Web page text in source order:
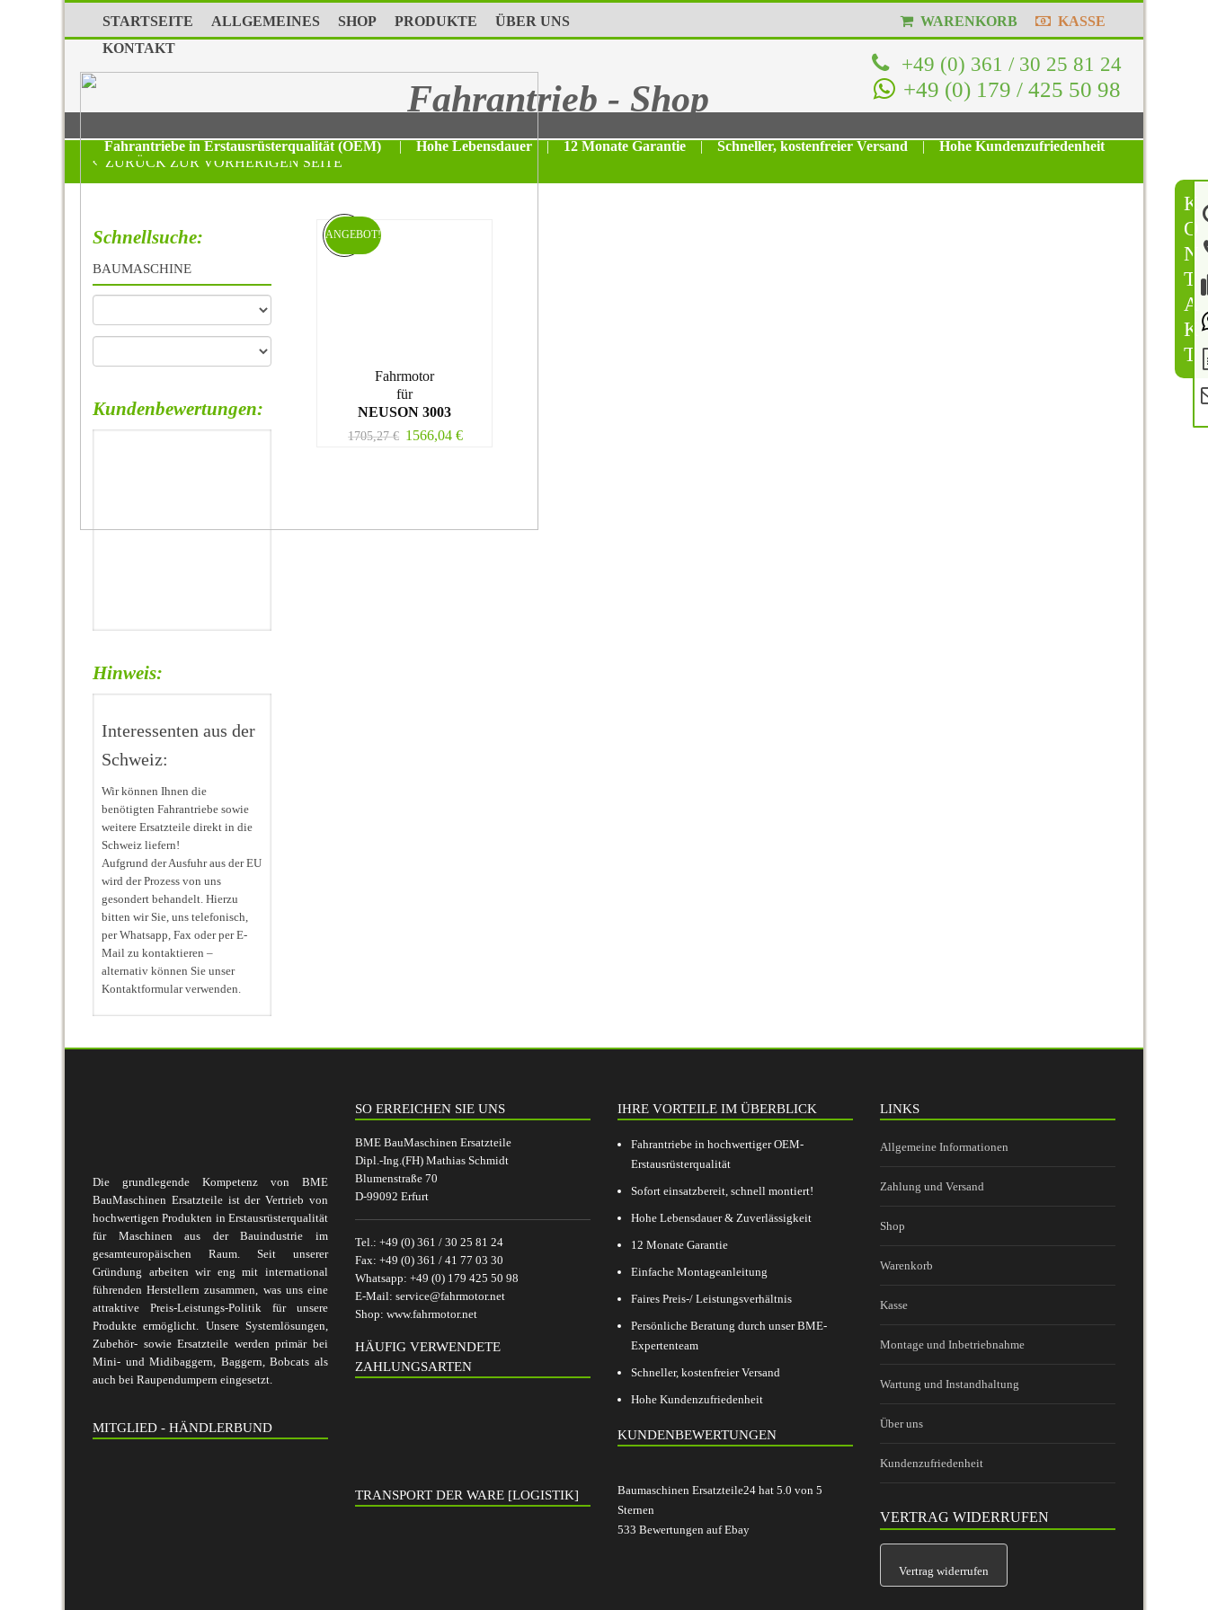
K
O
N
T
A
K
T
STARTSEITE ALLGEMEINES SHOP PRODUKTE
ÜBER UNS
KONTAKT
WARENKORB KASSE
+49 (0) 361 / 30 25 81 24
+49 (0) 179 / 425 50 98
Fahrantrieb - Shop
Fahrantriebe in Erstausrüsterqualität (OEM) | Hohe Lebensdauer | 12 Monate Garantie | Schneller, kostenfreier Versand |
Hohe Kundenzufriedenheit
ZURÜCK ZUR VORHERIGEN SEITE
Fahrmotor
für
NEUSON 3003
1705,27€ 1566,04€
ANGEBOT!
Schnellsuche:
BAUMASCHINE
Kundenbewertungen:
Hinweis:
Interessenten aus der
Schweiz:
Wir können Ihnen die
benötigten Fahrantriebe sowie
weitere Ersatzteile direkt in die
Schweiz liefern!
Aufgrund der Ausfuhr aus der EU
wird der Prozess von uns
gesondert behandelt. Hierzu
bitten wir Sie, uns telefonisch,
per Whatsapp, Fax oder per E-
Mail zu kontaktieren –
alternativ können Sie unser
Kontaktformular verwenden.
Die grundlegende Kompetenz von BME
BauMaschinen Ersatzteile ist der Vertrieb von
hochwertigen Produkten in Erstausrüsterqualität
für Maschinen aus der Bauindustrie im
gesamteuropäischen Raum. Seit unserer
Gründung arbeiten wir eng mit international
führenden Herstellern zusammen, was uns eine
attraktive Preis-Leistungs-Politik für unsere
Produkte ermöglicht. Unsere Systemlösungen,
Zubehör- sowie Ersatzteile werden primär bei
Mini- und Midibaggern, Baggern, Bobcats als
auch bei Raupendumpern eingesetzt.
MITGLIED - HÄNDLERBUND
SO ERREICHEN SIE UNS
BME BauMaschinen Ersatzteile
Dipl.-Ing.(FH) Mathias Schmidt
Blumenstraße 70
D-99092 Erfurt
Tel.: +49 (0) 361 / 30 25 81 24
Fax: +49 (0) 361 / 41 77 03 30
Whatsapp: +49 (0) 179 425 50 98
E-Mail: service@fahrmotor.net
Shop: www.fahrmotor.net
HÄUFIG VERWENDETE
ZAHLUNGSARTEN
TRANSPORT DER WARE [LOGISTIK]
IHRE VORTEILE IM ÜBERBLICK
Fahrantriebe in hochwertiger OEM-
Erstausrüsterqualität
Sofort einsatzbereit, schnell montiert!
Hohe Lebensdauer & Zuverlässigkeit
12 Monate Garantie
Einfache Montageanleitung
Faires Preis-/ Leistungsverhältnis
Persönliche Beratung durch unser BME-
Expertenteam
Schneller, kostenfreier Versand
Hohe Kundenzufriedenheit
KUNDENBEWERTUNGEN
Baumaschinen Ersatzteile24 hat 5.0 von 5
Sternen
533 Bewertungen auf Ebay
LINKS
Allgemeine Informationen
Zahlung und Versand
Shop
Warenkorb
Kasse
Montage und Inbetriebnahme
Wartung und Instandhaltung
Über uns
Kundenzufriedenheit
VERTRAG WIDERRUFEN
Vertrag widerrufen